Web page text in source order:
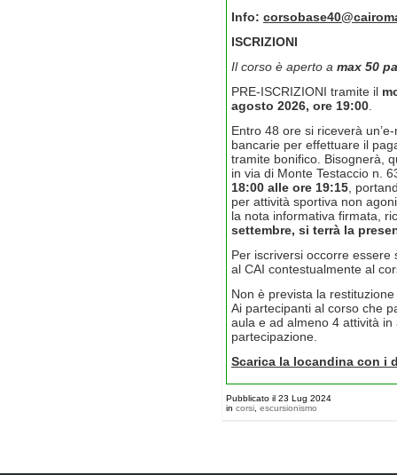
Info:
ISCRIZIONI
Il corso è aperto a max 50
PRE-ISCRIZIONI tramite il
agosto 2026, ore 19:00
Entro 48 ore si riceverà
bancarie per effettuare il
tramite bonifico. Bisognerà,
in via di Monte Testaccio n.
18:00 alle ore 19:15 ,
per attività sportiva non
la nota informativa firmata,
settembre, si terrà la
Per iscriversi occorre essere
al CAI contestualmente al
Non è prevista la
Ai partecipanti al corso che
aula e ad almeno 4 attività
partecipazione.
Scarica la locandina con i
Pubblicato il 23 Lug 2024
in corsi escursionismo